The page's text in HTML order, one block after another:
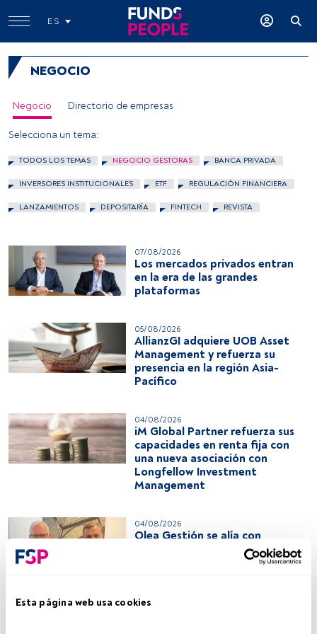
Esta página web usa cookies
ES
NEGOCIO
Negocio Directorio de empresas
Selecciona un tema:
TODOS LOS TEMAS NEGOCIO GESTORAS BANCA PRIVADA
INVERSORES INSTITUCIONALES ETF REGULACIÓN FINANCIERA
LANZAMIENTOS DEPOSITARÍA FINTECH REVISTA
07/08/2026
Los mercados privados entran
en la era de las grandes
plataformas
05/08/2026
AllianzGI adquiere UOB Asset
Management y refuerza su
presencia en la región Asia-
Pacífico
04/08/2026
iM Global Partner refuerza sus
capacidades en renta fija con
una nueva asociación con
Longfellow Investment
Management
04/08/2026
Olea Gestión se alía con
Galileo IM y lanza su primer FIL
03/08/2026